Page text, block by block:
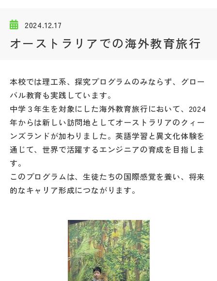
学校動画
私学探検隊
帰国生受験情報
説明会・イベント情報
よみもの
学校からのお知らせ
学校HP最新情報
2024.12.17
オーストラリアでの海外教育旅行
本校では理工系、探究プログラムのみならず、グロー
バル教育も実践しています。
中学３年生を対象にした海外教育旅行において、2024
年からは新しい訪問地としてオーストラリアのクィー
ンズランドが加わりました。英語学習と異文化体験を
通じて、世界で活躍するエンジニアの育成を目指しま
す。
このプログラムは、生徒たちの国際感覚を養い、将来
的なキャリア形成につながります。